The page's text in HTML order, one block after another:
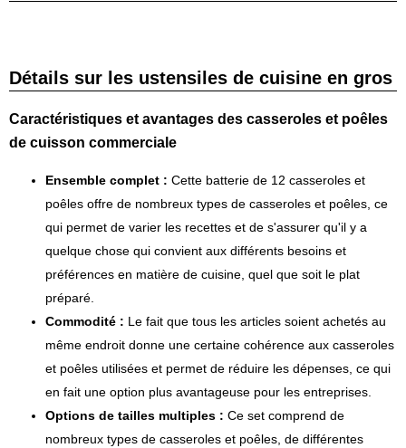
Détails sur les ustensiles de cuisine en gros
Caractéristiques et avantages des casseroles et poêles
de cuisson commerciale
Ensemble complet : Cette batterie de 12 casseroles et
poêles offre de nombreux types de casseroles et poêles, ce
qui permet de varier les recettes et de s'assurer qu'il y a
quelque chose qui convient aux différents besoins et
préférences en matière de cuisine, quel que soit le plat
préparé.
Commodité : Le fait que tous les articles soient achetés au
même endroit donne une certaine cohérence aux casseroles
et poêles utilisées et permet de réduire les dépenses, ce qui
en fait une option plus avantageuse pour les entreprises.
Options de tailles multiples : Ce set comprend de
nombreux types de casseroles et poêles, de différentes